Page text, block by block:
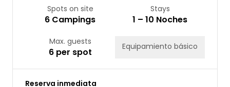
Spots on site
6 Campings
Stays
1 – 10 Noches
Max. guests
6 per spot Equipamiento básico
Reserva inmediata